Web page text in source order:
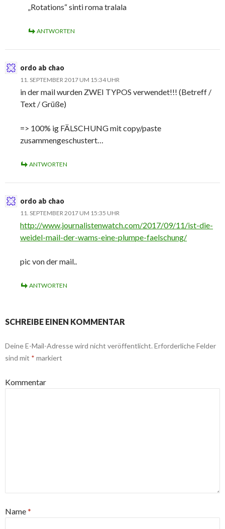
„Rotations“ sinti roma tralala
ANTWORTEN
ordo ab chao
11. SEPTEMBER 2017 UM 15:34 UHR
in der mail wurden ZWEI TYPOS verwendet!!! (Betreff /
Text / Grüße)
=> 100% ig FÄLSCHUNG mit copy/paste
zusammengeschustert…
ANTWORTEN
ordo ab chao
11. SEPTEMBER 2017 UM 15:35 UHR
http://www.journalistenwatch.com/2017/09/11/ist-die-
weidel-mail-der-wams-eine-plumpe-faelschung/
pic von der mail..
ANTWORTEN
SCHREIBE EINEN KOMMENTAR
Deine E-Mail-Adresse wird nicht veröffentlicht. Erforderliche Felder
sind mit * markiert
Kommentar
Name*